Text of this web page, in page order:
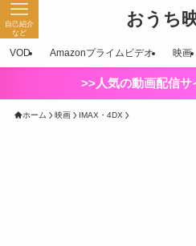
おうち
自己紹介
など
VOD Amazonプライムビデオ 映画
>>人気の動画配信サ
ホーム 映画 IMAX・4DX